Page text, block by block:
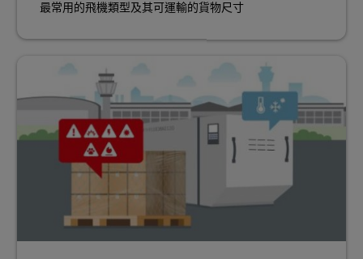
最常用的飛機類型及其可運輸的貨物尺寸